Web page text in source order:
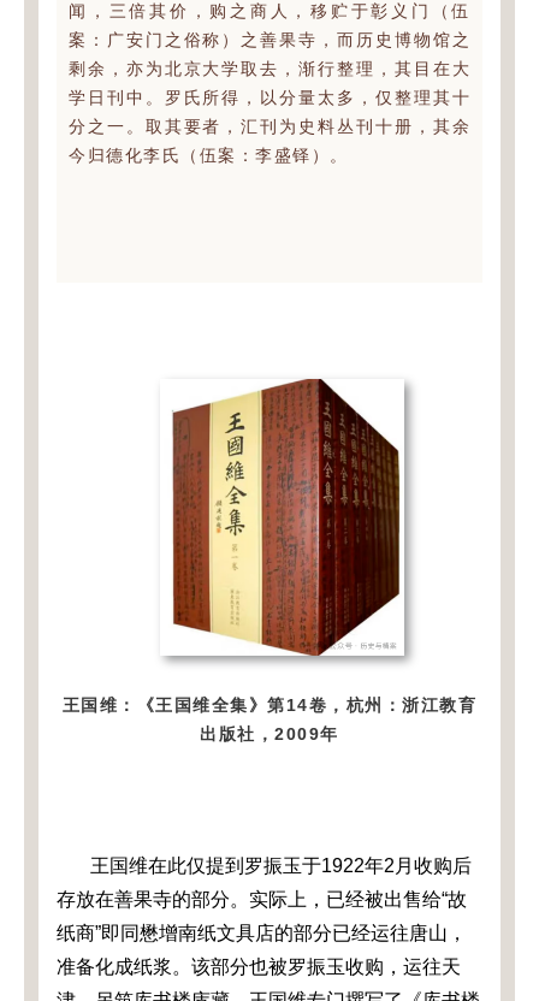
闻，三倍其价，购之商人，移贮于彰义门（伍
案：广安门之俗称）之善果寺，而历史博物馆之
剩余，亦为北京大学取去，渐行整理，其目在大
学日刊中。罗氏所得，以分量太多，仅整理其十
分之一。取其要者，汇刊为史料丛刊十册，其余
今归德化李氏（伍案：李盛铎）。
王国维：《王国维全集》第14卷，杭州：浙江教育
出版社，2009年
王国维在此仅提到罗振玉于1922年2月收购后
存放在善果寺的部分。实际上，已经被出售给“故
纸商”即同懋增南纸文具店的部分已经运往唐山，
准备化成纸浆。该部分也被罗振玉收购，运往天